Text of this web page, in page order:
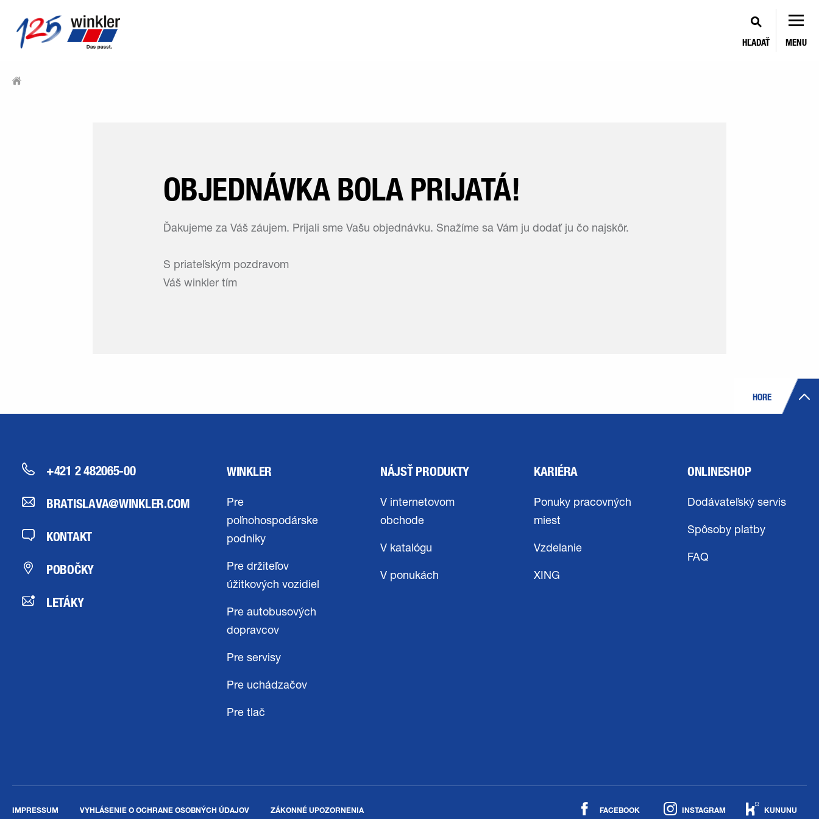
HĽADAŤ MENU
OBJEDNÁVKA BOLA PRIJATÁ!
Ďakujeme za Váš záujem. Prijali sme Vašu objednávku. Snažíme sa Vám ju dodať ju čo najskôr.
S priateľským pozdravom
Váš winkler tím
HORE
+421 2 482065-00
BRATISLAVA@WINKLER.COM
KONTAKT
POBOČKY
LETÁKY
WINKLER
Pre
poľnohospodárske
podniky
Pre držiteľov
úžitkových vozidiel
Pre autobusových
dopravcov
Pre servisy
Pre uchádzačov
Pre tlač
NÁJSŤ PRODUKTY
V internetovom
obchode
V katalógu
V ponukách
KARIÉRA
Ponuky pracovných
miest
Vzdelanie
XING
ONLINESHOP
Dodávateľský servis
Spôsoby platby
FAQ
FACEBOOK INSTAGRAM KUNUNU
IMPRESSUM VYHLÁSENIE O OCHRANE OSOBNÝCH ÚDAJOV ZÁKONNÉ UPOZORNENIA